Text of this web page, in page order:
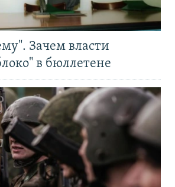
Зачем власти
в бюллетене